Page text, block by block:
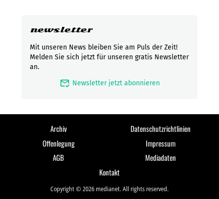
newsletter
Mit unseren News bleiben Sie am Puls der Zeit!
Melden Sie sich jetzt für unseren gratis Newsletter
an.
mark_email_read Newsletter jetzt abonnieren
Archiv
Datenschutzrichtlinien
Offenlegung
Impressum
AGB
Mediadaten
Kontakt
Copyright © 2026 medianet. All rights reserved.